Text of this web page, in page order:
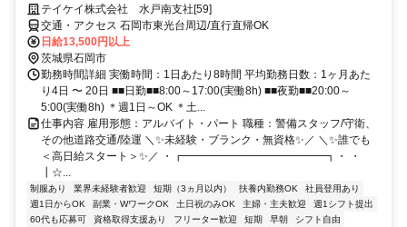
テイケイ株式会社 水戸南支社[59]
交通・アクセス 石岡市東光台周辺/直行直帰OK
日給13,500円以上
茨城県石岡市
勤務時間詳細 実働時間：1日あたり8時間 平均勤務日数：1ヶ月あた
り4日 〜 20日 ■■日勤■■8:00～17:00(実働8h) ■■夜勤■■20:00～
5:00(実働8h) ＊週1日～OK ＊土...
仕事内容 雇用形態：アルバイト・パート 職種：警備スタッフ/守衛、
その他道路交通/陸運 ＼✨未経験・ブランク・無資格✨／ ＼✨誰でも
＜高日給スタート＞✨／ ・┏━━━━━━━━━━━━━┓・ ・
┃☆...
制服あり 業界未経験者歓迎 短期（3ヵ月以内） 扶養内勤務OK
社員登用あり
週1日からOK
副業・WワークOK 土日祝のみOK 主婦・主夫歓迎
週1シフト提出
60代も応募可
資格取得支援あり フリーター歓迎 短期 早朝
シフト自由